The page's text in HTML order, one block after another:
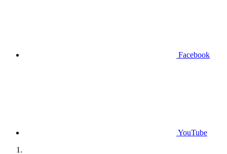
Facebook
YouTube